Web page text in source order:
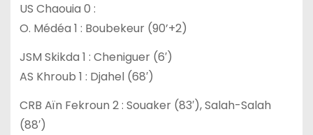
US Chaouia 0 :
O. Médéa 1 : Boubekeur (90’+2)
JSM Skikda 1 : Cheniguer (6′)
AS Khroub 1 : Djahel (68′)
CRB Aïn Fekroun 2 : Souaker (83′), Salah-Salah
(88′)